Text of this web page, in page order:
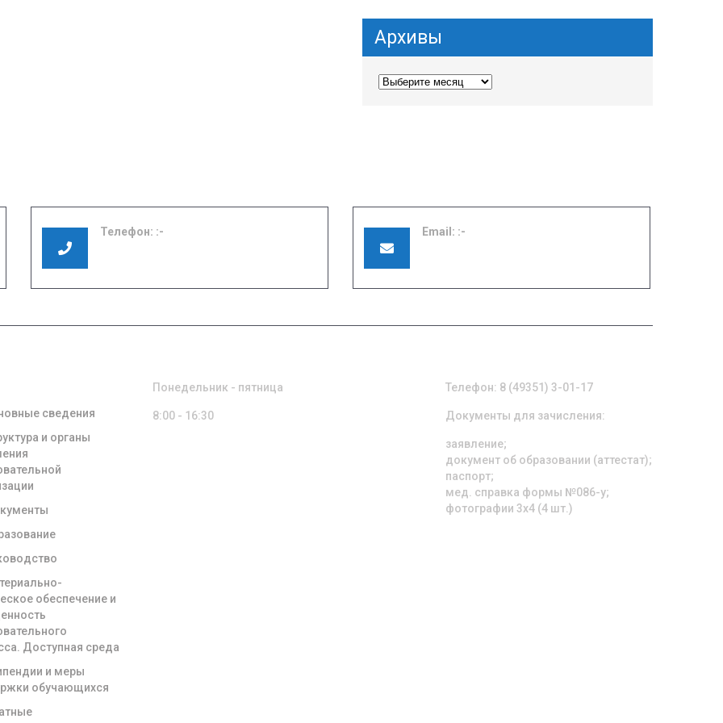
Архивы
Телефон:
Email:
сведения
и органы
обеспечение и
Доступная среда
и меры
обучающихся
Понедельник - пятница
8:00 - 16:30
Телефон: 8 (49351) 3-01-17
Документы для зачисления:
заявление;
документ об образовании (аттестат);
паспорт;
мед. справка формы №086-у;
фотографии 3х4 (4 шт.)